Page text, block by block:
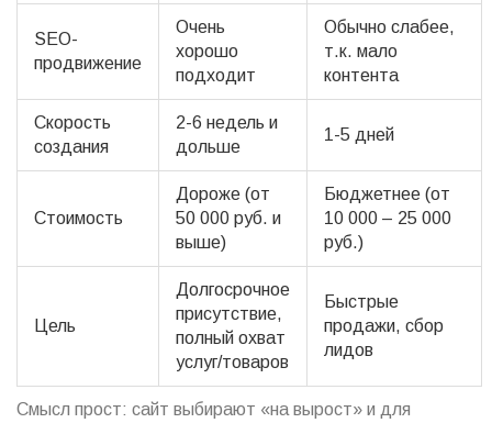
SEO-
продвижение
Очень
хорошо
подходит
Обычно слабее,
т.к. мало
контента
Скорость
создания
2-6 недель и
дольше
1-5 дней
Стоимость
Дороже (от
50 000 руб. и
выше)
Бюджетнее (от
10 000 – 25 000
руб.)
Цель
Долгосрочное
присутствие,
полный охват
услуг/товаров
Быстрые
продажи, сбор
лидов
Смысл прост: сайт выбирают «на вырост» и для